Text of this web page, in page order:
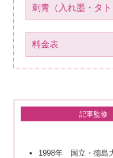
刺青（入れ墨・タ
料金表
記事監修
1998年 国立・徳島